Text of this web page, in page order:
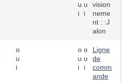
u
i
u
i
vision
neme
nt : :J
alon
o
u
i
o
u
i
o
u
i
Ligne
de
comm
ande